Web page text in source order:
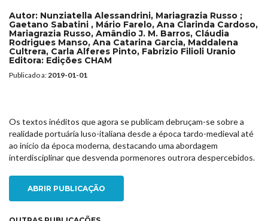
Autor: Nunziatella Alessandrini, Mariagrazia Russo ;
Gaetano Sabatini , Mário Farelo, Ana Clarinda Cardoso,
Mariagrazia Russo, Amândio J. M. Barros, Cláudia
Rodrigues Manso, Ana Catarina Garcia, Maddalena
Cultrera, Carla Alferes Pinto, Fabrizio Filioli Uranio
Editora: Edições CHAM
Publicado a: 2019-01-01
Os textos inéditos que agora se publicam debruçam-se sobre a
realidade portuária luso-italiana desde a época tardo-medieval até
ao início da época moderna, destacando uma abordagem
interdisciplinar que desvenda pormenores outrora despercebidos.
ABRIR PUBLICAÇÃO